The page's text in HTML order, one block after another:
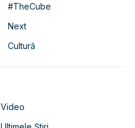
#TheCube
Next
Cultură
Video